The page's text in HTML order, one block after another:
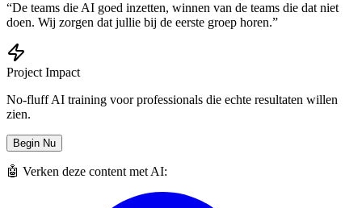
“De teams die AI goed inzetten, winnen van de teams die dat niet
doen. Wij zorgen dat jullie bij de eerste groep horen.”
Project Impact
No-fluff AI training voor professionals die echte resultaten willen
zien.
Begin Nu
🤖 Verken deze content met AI: